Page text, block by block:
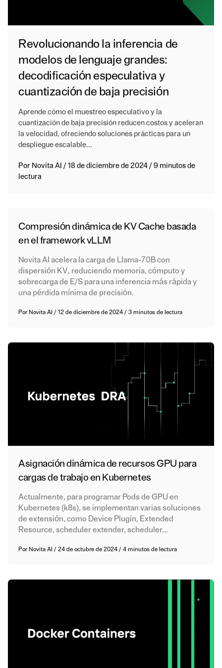
Revolucionando la inferencia de
modelos de lenguaje grandes:
decodificación especulativa y
cuantización de baja precisión
Aprende cómo el muestreo especulativo y la
cuantización de baja precisión reducen costos y aceleran
la velocidad, ofreciendo soluciones prácticas para un
despliegue escalable...
Por Novita AI /18 de diciembre de 2024 /9 minutos de
lectura
Compresión dinámica de KV Cache basada
en el framework vLLM
Novita AI acelera la carga de Llama-70B con
dispersión KV, reduciendo memoria, cómputo y
sobrecarga de E/S para una inferencia más rápida y
una pérdida mínima de precisión.
Por Novita AI /12 de diciembre de 2024/3 minutos de lectura
Asignación dinámica de recursos GPU para
cargas de trabajo en Kubernetes
Actualmente, para programar Pods de GPU en
Kubernetes (k8s), se implementan varias soluciones
de extensión, como Device Plugin, Extended
Resource, scheduler extender, scheduler...
Por Novita AI /24 de octubre de 2024/4 minutos de lectura